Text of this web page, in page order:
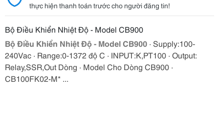
thực hiện thanh toán trước cho người đăng tin!
Bộ Điều Khiển Nhiệt Độ - Model CB900
Bộ Điều Khiển Nhiệt Độ - Model CB900 · Supply:100-
240Vac · Range:0-1372 độ C · INPUT:K,PT100 · Output:
Relay,SSR,Out Dòng · Model Cho Dòng CB900 ·
CB100FK02-M* ...